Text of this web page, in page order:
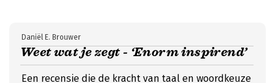
Weet wat je zegt - ‘Enorm inspirend’
Daniël E. Brouwer
Een recensie die de kracht van taal en woordkeuze